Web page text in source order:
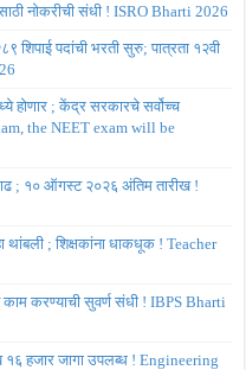
नोकरीची संधी ! ISRO Bharti 2026
शिपाई पदांची भरती सुरु; पात्रता १२वी
होणार ; केंद्र सरकारचे सर्वोच्च
the NEET exam will be
; १० ऑगस्ट २०२६ अंतिम तारीख !
थांबली ; शिक्षकांना धाकधूक ! Teacher
काम करण्याची सुवर्ण संधी ! IBPS Bharti
१६ हजार जागा उपलब्ध ! Engineering